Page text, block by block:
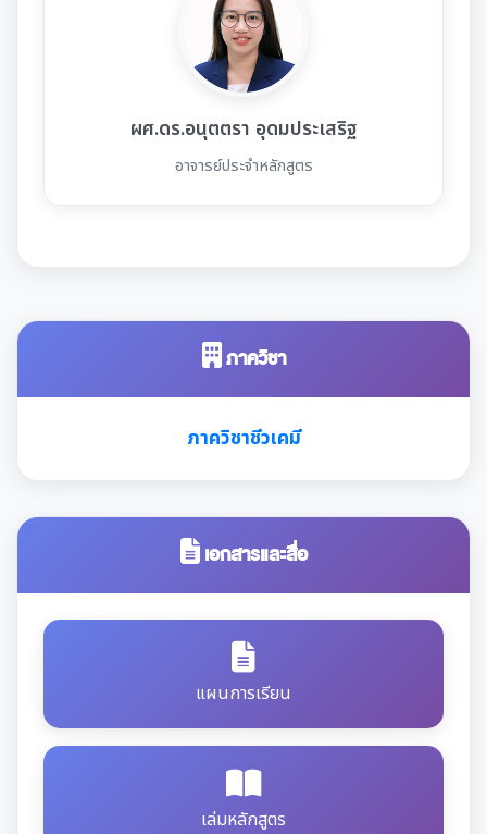
ผศ.ดร.อนุตตรา อุดมประเสริฐ
อาจารย์ประจำหลักสูตร
ภาควิชา
ภาควิชาชีวเคมี
เอกสารและสื่อ
แผนการเรียน
เล่มหลักสูตร